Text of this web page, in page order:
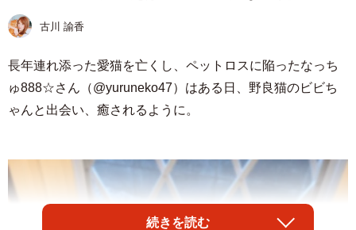
古川 諭香
長年連れ添った愛猫を亡くし、ペットロスに陥ったなっち
ゅ888☆さん（@yuruneko47）はある日、野良猫のビビち
ゃんと出会い、癒されるように。
続きを読む